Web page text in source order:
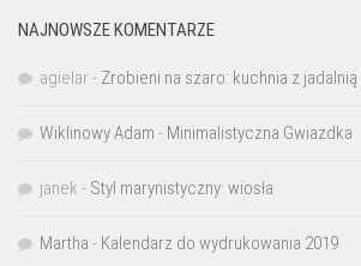
NAJNOWSZE KOMENTARZE
agielar - Zrobieni na szaro: kuchnia z jadalnią
Wiklinowy Adam - Minimalistyczna Gwiazdka
janek - Styl marynistyczny: wiosła
Martha - Kalendarz do wydrukowania 2019